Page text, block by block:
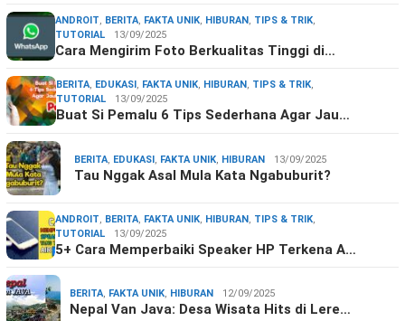
ANDROIT, BERITA, FAKTA UNIK, HIBURAN , TIPS & TRIK,
TUTORIAL
13/09/2025
Cara Mengirim Foto Berkualitas Tinggi di…
BERITA, EDUKASI , FAKTA UNIK, HIBURAN , TIPS & TRIK,
TUTORIAL
13/09/2025
Buat Si Pemalu 6 Tips Sederhana Agar Jau…
BERITA, EDUKASI , FAKTA UNIK, HIBURAN 13/09/2025
Tau Nggak Asal Mula Kata Ngabuburit?
ANDROIT, BERITA, FAKTA UNIK, HIBURAN , TIPS & TRIK,
TUTORIAL
13/09/2025
5+ Cara Memperbaiki Speaker HP Terkena A…
BERITA, FAKTA UNIK, HIBURAN 12/09/2025
Nepal Van Java: Desa Wisata Hits di Lere…